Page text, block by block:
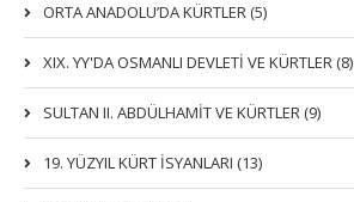
ORTA ANADOLU’DA KÜRTLER (5)
XIX. YY'DA OSMANLI DEVLETI VE KÜRTLER (8)
SULTAN II. ABDÜLHAMİT VE KÜRTLER (9)
19. YÜZYIL KÜRT İSYANLARI (13)